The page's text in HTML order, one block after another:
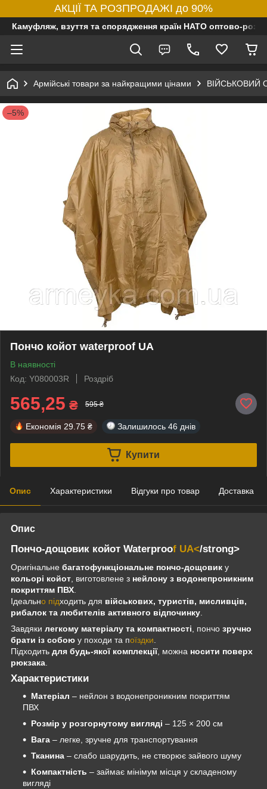
АКЦІЇ ТА РОЗПРОДАЖІ до 90%
Камуфляж, взуття та спорядження країн НАТО оптово-
Армійські товари за найкращими цінами ВІЙСЬКОВИЙ
–5%
Пончо койот waterproof UA
В наявності
Код: Y080003R
Роздріб
565,25 ₴ 595 ₴
Економія 29.75 ₴ Залишилось 46 днів
Купити
Опис Характеристики Відгуки про товар Доставка
Опис
Пончо-дощовик койот Waterproof UA</strong>
Оригінальне багатофункціональне пончо-дощовик у
кольорі койот , виготовлене з нейлону з водонепроникним
покриттям ПВХ
Ідеально підходить для військових, туристів, мисливців,
рибалок та любителів активного відпочинку
Завдяки легкому матеріалу та компактності , пончо зручно
брати із собою у походи та поїздки
Підходить для будь-якої комплекції, можна носити поверх
рюкзака
Характеристики
Матеріал – нейлон з водонепроникним покриттям
ПВХ
Розмір у розгорнутому вигляді – 125 × 200 см
Вага – легке, зручне для транспортування
Тканина – слабо шарудить, не створює зайвого шуму
Компактність – займає мінімум місця у складеному
вигляді